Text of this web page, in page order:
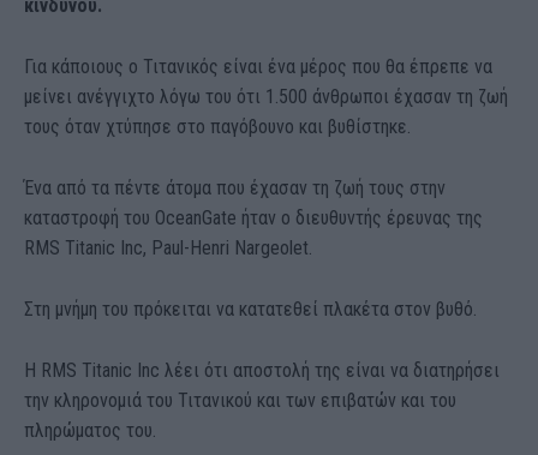
κινδύνου.
Για κάποιους ο Τιτανικός είναι ένα μέρος που θα έπρεπε να
μείνει ανέγγιχτο λόγω του ότι 1.500 άνθρωποι έχασαν τη ζωή
τους όταν χτύπησε στο παγόβουνο και βυθίστηκε.
Ένα από τα πέντε άτομα που έχασαν τη ζωή τους στην
καταστροφή του OceanGate ήταν ο διευθυντής έρευνας της
RMS Titanic Inc, Paul-Henri Nargeolet.
Στη μνήμη του πρόκειται να κατατεθεί πλακέτα στον βυθό.
Η RMS Titanic Inc λέει ότι αποστολή της είναι να διατηρήσει
την κληρονομιά του Τιτανικού και των επιβατών και του
πληρώματος του.